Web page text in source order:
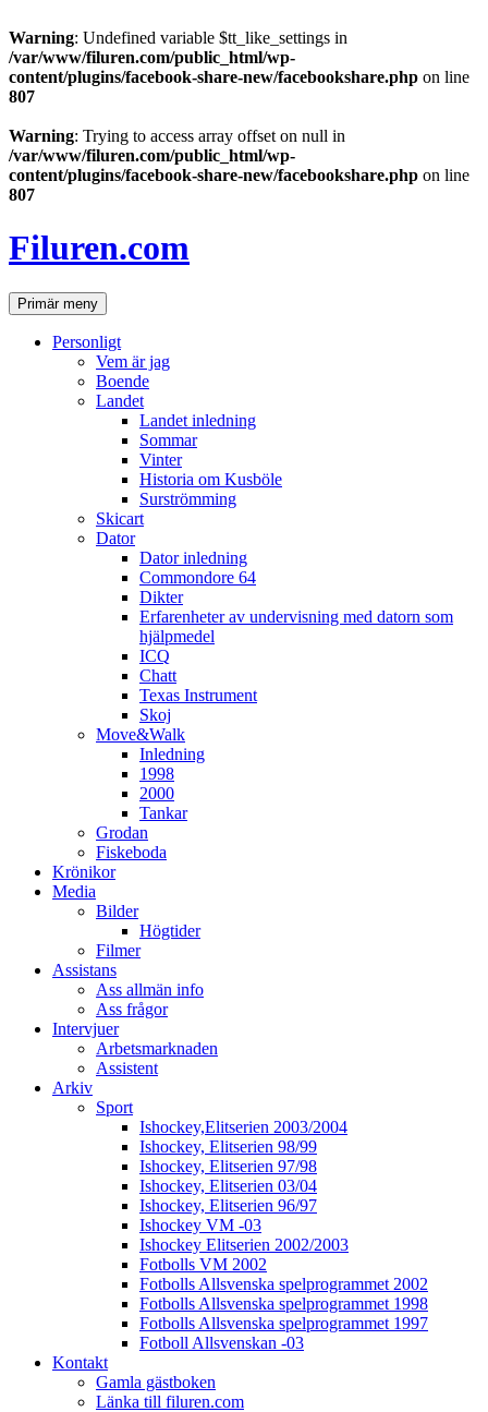
Warning: Undefined variable $tt_like_settings in
/var/www/filuren.com/public_html/wp-
content/plugins/facebook-share-new/facebookshare.php on line
807
Warning: Trying to access array offset on null in
/var/www/filuren.com/public_html/wp-
content/plugins/facebook-share-new/facebookshare.php on line
807
till
innehåll
Filuren.com
SökPrimär meny
Personligt
Vem är jag
Boende
Landet
Landet inledning
Sommar
Vinter
Historia om Kusböle
Surströmming
Skicart
Dator
Dator inledning
Commondore 64
Dikter
Erfarenheter av undervisning med datorn som
hjälpmedel
ICQ
Chatt
Texas Instrument
Skoj
Move&Walk
Inledning
1998
2000
Tankar
Grodan
Fiskeboda
Krönikor
Media
Bilder
Högtider
Filmer
Assistans
Ass allmän info
Ass frågor
Intervjuer
Arbetsmarknaden
Assistent
Arkiv
Sport
Ishockey,Elitserien 2003/2004
Ishockey, Elitserien 98/99
Ishockey, Elitserien 97/98
Ishockey, Elitserien 03/04
Ishockey, Elitserien 96/97
Ishockey VM -03
Ishockey Elitserien 2002/2003
Fotbolls VM 2002
Fotbolls Allsvenska spelprogrammet 2002
Fotbolls Allsvenska spelprogrammet 1998
Fotbolls Allsvenska spelprogrammet 1997
Fotboll Allsvenskan -03
Kontakt
Gamla gästboken
Länka till filuren.com